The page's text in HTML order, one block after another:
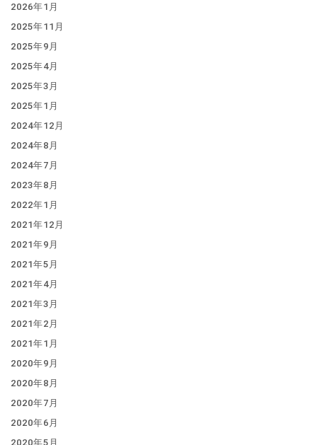
2026年1月
2025年11月
2025年9月
2025年4月
2025年3月
2025年1月
2024年12月
2024年8月
2024年7月
2023年8月
2022年1月
2021年12月
2021年9月
2021年5月
2021年4月
2021年3月
2021年2月
2021年1月
2020年9月
2020年8月
2020年7月
2020年6月
2020年5月